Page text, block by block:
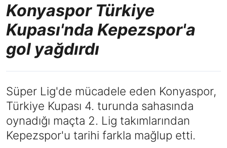
Konyaspor Türkiye
Kupası'nda Kepezspor'a
gol yağdırdı
Süper Lig'de mücadele eden Konyaspor,
Türkiye Kupası 4. turunda sahasında
oynadığı maçta 2. Lig takımlarından
Kepezspor'u tarihi farkla mağlup etti.